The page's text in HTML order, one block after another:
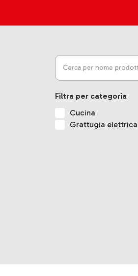
Filtra per categoria
Cucina
Grattugia elettrica